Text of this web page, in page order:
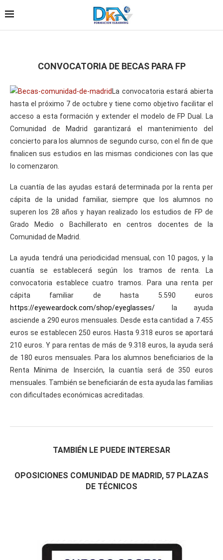
CONVOCATORIA DE BECAS PARA FP
La convocatoria estará abierta
hasta el próximo 7 de octubre y tiene como objetivo facilitar el
acceso a esta formación y extender el modelo de FP Dual. La
Comunidad de Madrid garantizará el mantenimiento del
concierto para los alumnos de segundo curso, con el fin de que
finalicen sus estudios en las mismas condiciones con las que
lo comenzaron.
La cuantía de las ayudas estará determinada por la renta per
cápita de la unidad familiar, siempre que los alumnos no
superen los 28 años y hayan realizado los estudios de FP de
Grado Medio o Bachillerato en centros docentes de la
Comunidad de Madrid.
La ayuda tendrá una periodicidad mensual, con 10 pagos, y la
cuantía se establecerá según los tramos de renta. La
convocatoria establece cuatro tramos. Para una renta per
cápita familiar de hasta 5.590 euros
https://eyeweardock.com/shop/eyeglasses/ la ayuda
asciende a 290 euros mensuales. Desde esta cantidad a 7.455
euros se establecen 250 euros. Hasta 9.318 euros se aportará
210 euros. Y para rentas de más de 9.318 euros, la ayuda será
de 180 euros mensuales. Para los alumnos beneficiarios de la
Renta Mínima de Inserción, la cuantía será de 350 euros
mensuales. También se beneficiarán de esta ayuda las familias
con dificultades económicas acreditadas.
TAMBIÉN LE PUEDE INTERESAR
OPOSICIONES COMUNIDAD DE MADRID, 57 PLAZAS
DE TÉCNICOS